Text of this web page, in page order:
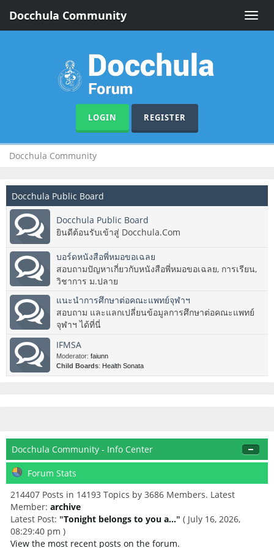
Toggle
Docchula Community
LOGIN REGISTER
Docchula Community
Docchula Public Board
Docchula Public Board
ยินดีต้อนรับเข้าสู่ Docchula.Com
บอร์ดหนังสือพี่หมอขอเฉลย
สอบถามปัญหาเกี่ยวกับหนังสือพี่หมอขอเฉลย, การเรียน,
วิชาการ ม.ปลาย
แนะนำการศึกษาต่อคณะแพทย์จุฬาฯ
สอบถาม และแลกเปลี่ยนข้อมูลการศึกษาต่อคณะแพทย์
จุฬาฯ ได้ที่นี่
IFMSA
Moderator: faiunn
Child Boards: Health Sonata
Docchula Community - Info Center
Forum Stats
214407 Posts in 14193 Topics by 3686 Members. Latest
Member: archive
Latest Post: "Tonight belongs to you a..." ( July 16, 2026,
08:29:40 pm )
View the most recent posts on the forum.